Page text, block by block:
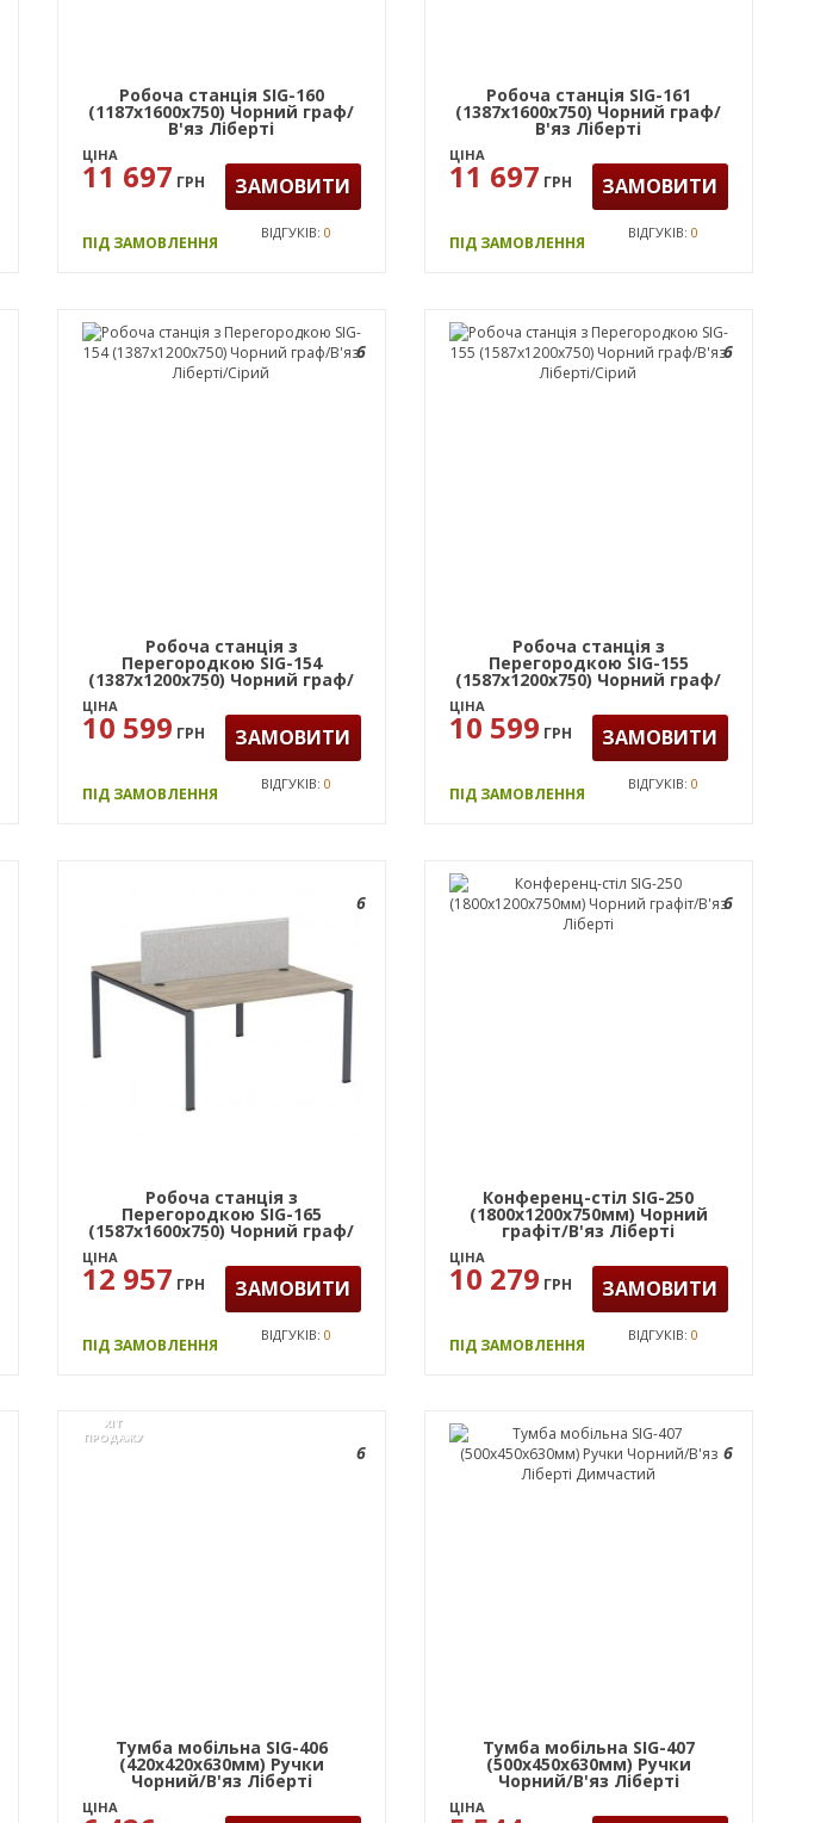
Робоча станція SIG-160
(1187х1600х750) Чорний граф/
В'яз Ліберті
ЦІНА
11 697 ГРН ЗАМОВИТИ
ПІД ЗАМОВЛЕННЯ
ВІДГУКІВ:0
Робоча станція SIG-161
(1387х1600х750) Чорний граф/
В'яз Ліберті
ЦІНА
11 697 ГРН ЗАМОВИТИ
ПІД ЗАМОВЛЕННЯ
ВІДГУКІВ:0
6
Робоча станція з
Перегородкою SIG-154
(1387х1200х750) Чорний граф/
В'яз Ліберті/Сірий
ЦІНА
10 599 ГРН ЗАМОВИТИ
ПІД ЗАМОВЛЕННЯ
ВІДГУКІВ:0
6
Робоча станція з
Перегородкою SIG-155
(1587х1200х750) Чорний граф/
В'яз Ліберті/Сірий
ЦІНА
10 599 ГРН ЗАМОВИТИ
ПІД ЗАМОВЛЕННЯ
ВІДГУКІВ:0
6
Робоча станція з
Перегородкою SIG-165
(1587х1600х750) Чорний граф/
В'яз Ліберті/Сірий
ЦІНА
12 957 ГРН ЗАМОВИТИ
ПІД ЗАМОВЛЕННЯ
ВІДГУКІВ:0
6
Конференц-стіл SIG-250
(1800х1200х750мм) Чорний
графіт/В'яз Ліберті
ЦІНА
10 279 ГРН ЗАМОВИТИ
ПІД ЗАМОВЛЕННЯ
ВІДГУКІВ:0
ХІТ
ПРОДАЖУ
6
Тумба мобільна SIG-406
(420х420х630мм) Ручки
Чорний/В'яз Ліберті
ЦІНА
6
Тумба мобільна SIG-407
(500х450х630мм) Ручки
Чорний/В'яз Ліберті
ЦІНА